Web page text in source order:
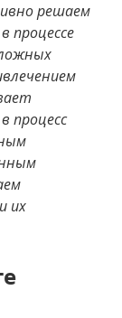
решаем
процессе
процесс
их